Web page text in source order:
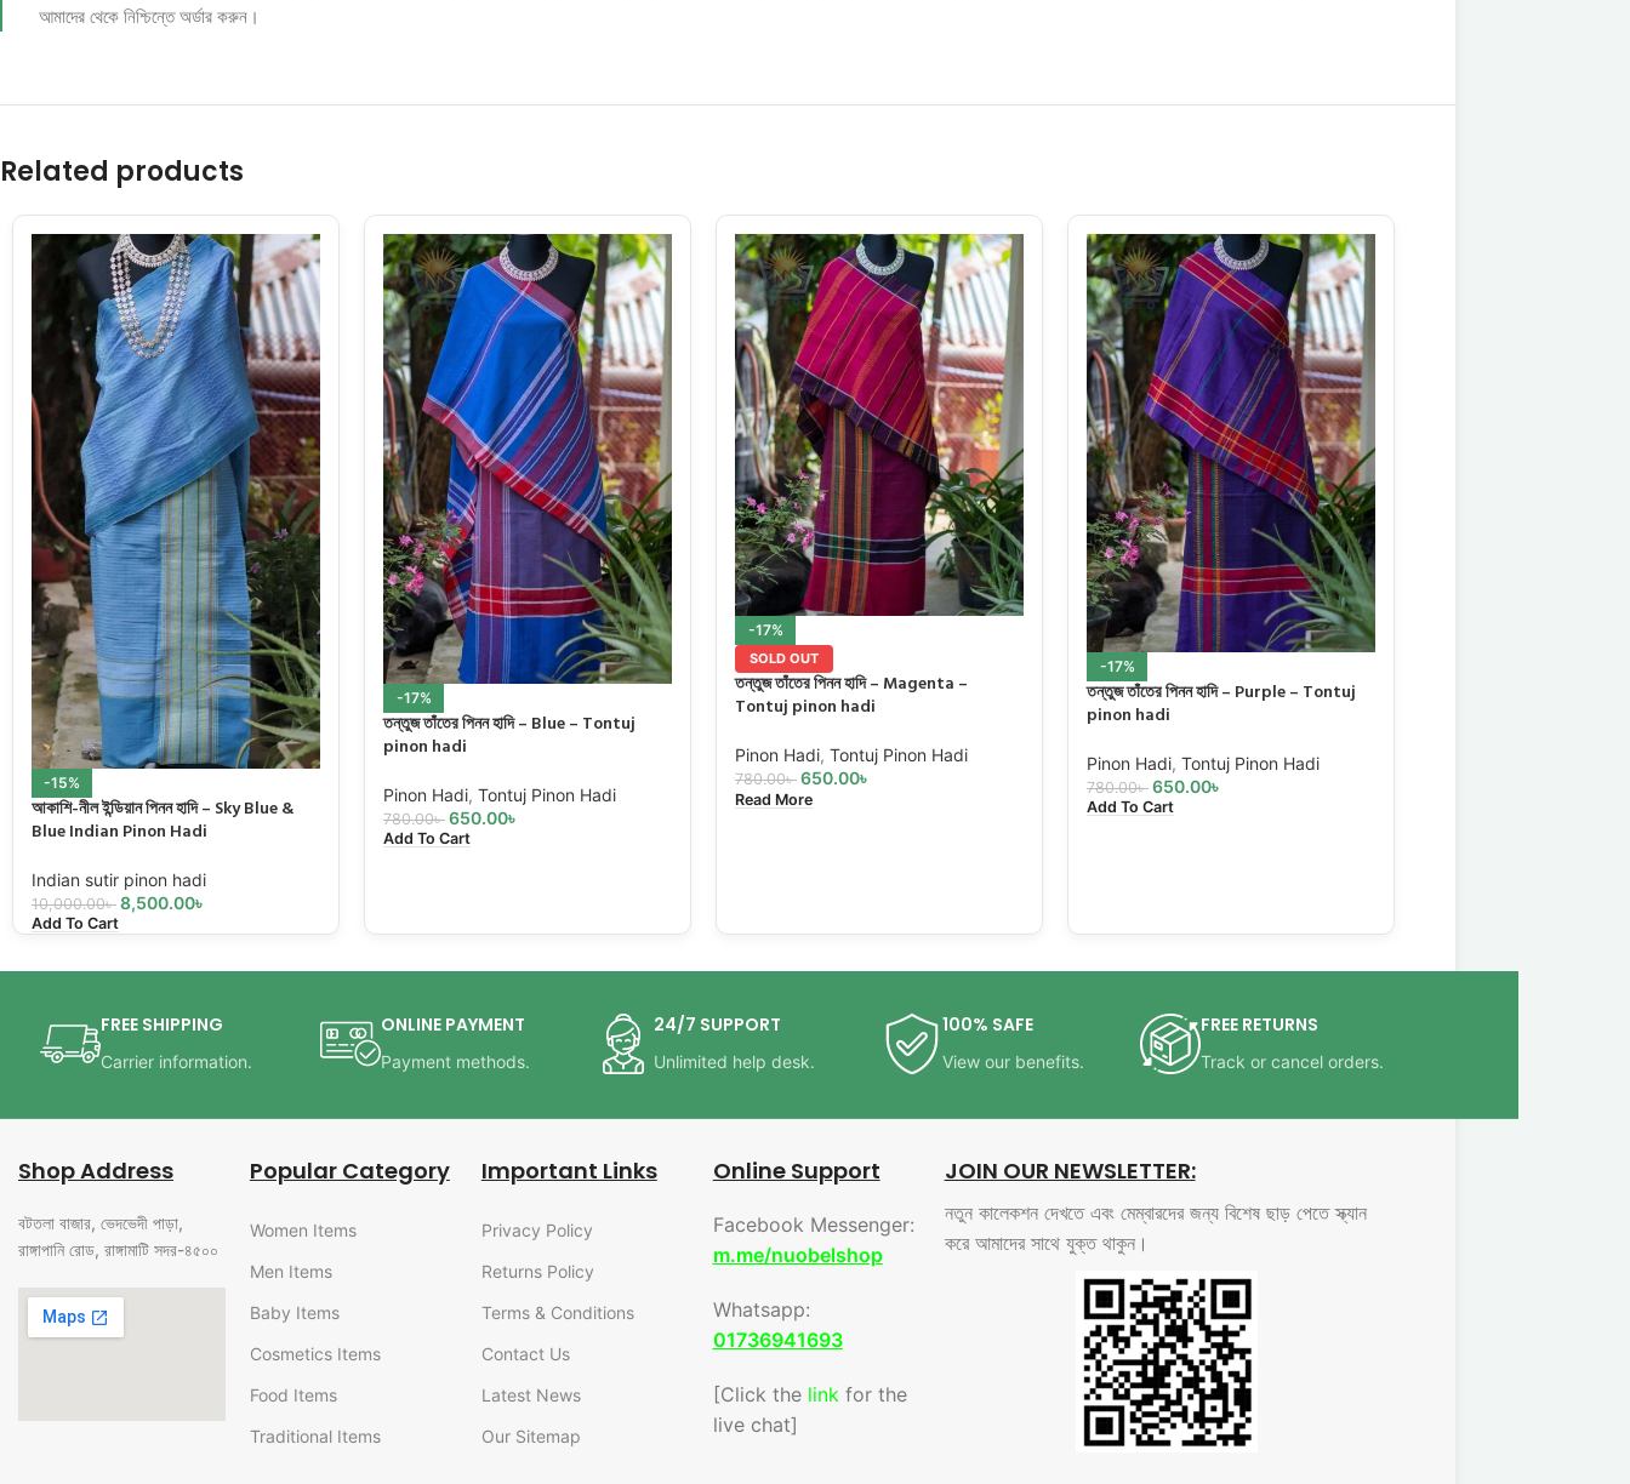
আমাদের থেকে নিশ্চিন্তে অর্ডার করুন।
Related products
-15%
আকাশি-নীল ইন্ডিয়ান পিনন হাদি – Sky Blue &
Blue Indian Pinon Hadi
Indian sutir pinon hadi
10,000.00৳ 8,500.00৳
Add To Cart
-17%
তন্তুজ তাঁতের পিনন হাদি – Blue – Tontuj
pinon hadi
Pinon Hadi, Tontuj Pinon Hadi
780.00৳ 650.00৳
Add To Cart
-17%
SOLD OUT
তন্তুজ তাঁতের পিনন হাদি – Magenta –
Tontuj pinon hadi
Pinon Hadi, Tontuj Pinon Hadi
780.00৳ 650.00৳
Read More
-17%
তন্তুজ তাঁতের পিনন হাদি – Purple – Tontuj
pinon hadi
Pinon Hadi, Tontuj Pinon Hadi
780.00৳ 650.00৳
Add To Cart
FREE SHIPPING
Carrier information.
ONLINE PAYMENT
Payment methods.
24/7 SUPPORT
Unlimited help desk.
100% SAFE
View our benefits.
FREE RETURNS
Track or cancel orders.
Shop Address
বটতলা বাজার, ভেদভেদী পাড়া,
রাঙ্গাপানি রোড, রাঙ্গামাটি সদর-৪৫০০
Popular Category
Women Items
Men Items
Baby Items
Cosmetics Items
Food Items
Traditional Items
Important Links
Privacy Policy
Returns Policy
Terms & Conditions
Contact Us
Latest News
Our Sitemap
Online Support
Facebook Messenger:
m.me/nuobelshop
Whatsapp:
01736941693
[Click the link for the
live chat]
JOIN OUR NEWSLETTER:
নতুন কালেকশন দেখতে এবং মেম্বারদের জন্য বিশেষ ছাড় পেতে স্ক্যান
করে আমাদের সাথে যুক্ত থাকুন।